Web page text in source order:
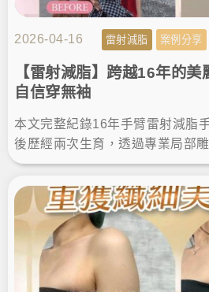
2026-04-16 雷射減脂 案例分享
【雷射減脂】跨越16年的美
自信穿無袖
本文完整紀錄16年手臂雷射減脂
後歷經兩次生育，透過專業局部
乳。分享術後維持纖細體態的關
瘦手臂的人參考。